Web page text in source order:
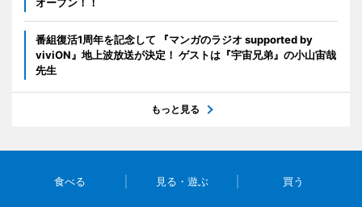
番組復活1周年を記念して 『マンガのラジオ supported by
viviON』地上波放送が決定！ ゲストは『宇宙兄弟』の小山宙哉
先生
もっと見る
食べる 見る・遊ぶ 買う